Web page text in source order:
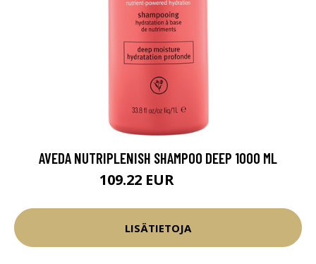
AVEDA NUTRIPLENISH SHAMPOO DEEP 1000 ML
109.22 EUR
LISÄTIETOJA